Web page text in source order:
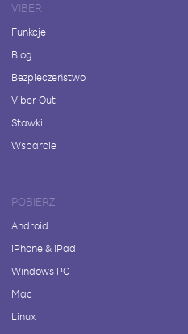
VIBER
Funkcje
Blog
Bezpieczeństwo
Viber Out
Stawki
Wsparcie
POBIERZ
Android
iPhone & iPad
Windows PC
Mac
Linux